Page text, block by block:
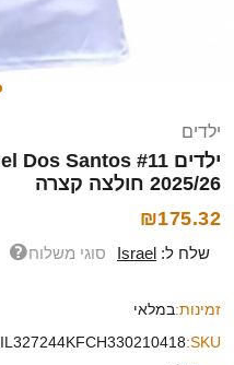
ילדים
2025/26 חולצה קצרה
₪175.32
שלח ל: Israel סוגי משלוח
זמינות:במלאי
SKU:
IL327244KFCH330210418